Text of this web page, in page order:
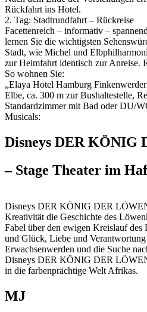
Rückfahrt ins Hotel.
2. Tag: Stadtrundfahrt – Rückreise
Facettenreich – informativ –
lernen Sie die wichtigsten
Stadt, wie Michel und
zur Heimfahrt identisch zur Anreise.
So wohnen Sie:
„Elaya Hotel Hamburg
Elbe, ca. 300 m zur Bushaltestelle,
Standardzimmer mit Bad oder DU/­
Musicals:
Disneys DER KÖNIG
– Stage Theater im
Disneys DER KÖNIG DER
Kreativität die Geschichte des
Fabel über den ewigen Kreislauf des
und Glück, Liebe und Verantwortung
Erwachsenwerden und die Suche
Disneys DER KÖNIG DER
in die farbenprächtige Welt Afrikas.
MJ